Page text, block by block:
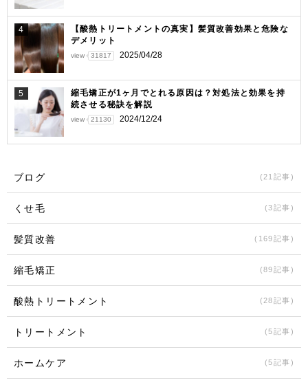
4
【酸熱トリートメントの真実】髪質改善効果と危険な
デメリット
view 31817 2025/04/28
5
縮毛矯正が1ヶ月でとれる原因は？対処法と効果を持
続させる秘訣を解説
view 21130 2024/12/24
ブログ (21記事)
くせ毛 (3記事)
髪質改善 (169記事)
縮毛矯正 (89記事)
酸熱トリートメント (28記事)
トリートメント (5記事)
ホームケア (5記事)